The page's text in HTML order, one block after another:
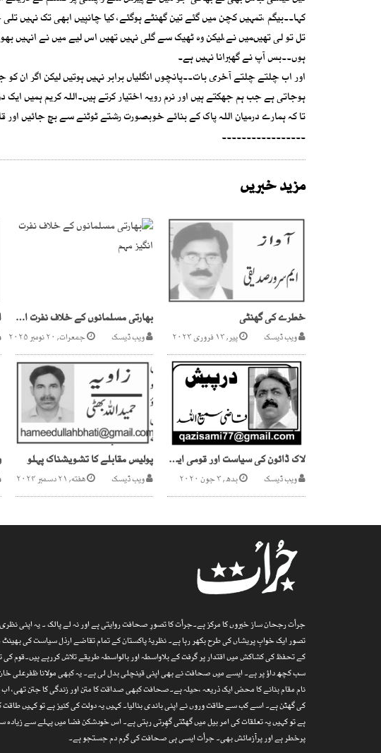
کہا۔۔بیگم ،تمہیں کچن میں گئے تین گھنٹے ہوگئے، کیا چانپیں ابھی تک
تل تو لی تھیںمیں نے،لیکن وہ ٹھیک سے گلی نہیں تھیں اس لیے میں نے انہیں
ہوں۔۔بس آپ نے گھبرانا نہیں ہے۔
اور اب چلتے چلتے آخری بات۔۔پانچوں انگلیاں برابر نہیں ہوتیں لیکن اگر ان
ہوجاتی ہے جب ہم جھکتے ہیں اور نرم رویہ اختیار کرتے ہیں۔اللہ کریم ہمیں
تا کہ ہمارے درمیان اللہ پاک کے بنائے خوبصورت رشتے ٹوٹنے سے بچ جائیں اور
۔۔۔۔۔۔۔۔۔۔۔۔۔۔۔۔۔
مزید خبریں
خطرے کی گھنٹی
ویب ڈیسک پیر, ۱۳ فروری ۲۰۲۳
بھارتی مسلمانوں کے خلاف نفرت انگیز مہم
ویب ڈیسک جمعرات, ۲۰ نومبر ۲۰۲۵
لاک ڈائون کی سیاست اور قومی ایشو۔۔؟
ویب ڈیسک بدھ, ۳ جون ۲۰۲۰
پولیس مقابلے کا تشویشناک پہلو
ویب ڈیسک هفته, ۲۱ دسمبر ۲۰۲۴
جرأت رجحان ساز خبروں کا مرکز ہے۔جرأت کا تصورِ صحافت روایتی ہے اور نہ لے پالک ۔ یہ اپنی
تصور ایک خوابِ پریشاں کی طرح بکھر رہا ہے۔ نظریۂ پاکستان کے تمام تقاضے ارذل سیاست کی
کے تحفظ کی کشاکش میں اقتدار پر گرفت کے بلاواسطہ اور بالواسطہ طریقے تلاش کررہے ہیں۔قوم
سب کچھ داؤ پر ہے۔ ایسے میں صحافت نے بھی اپنی قینچلی بدل لی ہے۔ یہ کبھی مولانا ظفرعلی
نام مقام بنانے کا محض ایک ذریعہ ،حیلہ ہے۔صحافت کبھی صداقت کا متن اور زندگی کا جتن تھی،
کی گھٹن ہے۔ اسے کب سے طاقت وروں نے اپنی باندی بنالیا۔ کہیں یہ دولت کی کنیز ہے تو کہیں
ہے تو کہیں یہ تعلقات کی امر بیل میں گھٹتی گھِرتی رہتی ہے۔ اس خودشکن فضا میں پہلے سے
پرخطر ہے اور پرآزمائش بھی۔ جرأت ایسی ہی صحافت کی گرم دم جستجو ہے۔